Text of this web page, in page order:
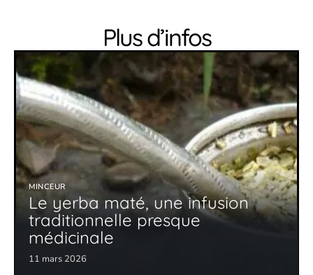
Plus d’infos
MINCEUR
Le yerba maté, une infusion
traditionnelle presque
médicinale
11 mars 2026